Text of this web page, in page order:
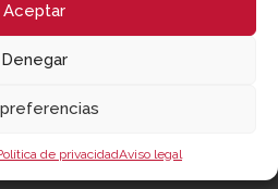
Aceptar
Denegar
de privacidadAviso legal
corporación de derecho